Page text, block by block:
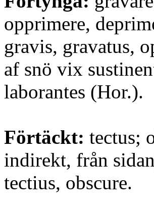
opprimere,
gravis, gravatus,
af snö vix
laborantes (Hor.).
Förtäckt: tectus;
indirekt, från
tectius, obscure.